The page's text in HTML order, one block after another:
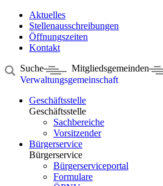
Aktuelles
Stellenausschreibungen
Öffnungszeiten
Kontakt
Suche
Mitgliedsgemeinden
Verwaltungsgemeinschaft
Geschäftsstelle
Geschäftsstelle
Sachbereiche
Vorsitzender
Bürgerservice
Bürgerservice
Bürgerserviceportal
Formulare